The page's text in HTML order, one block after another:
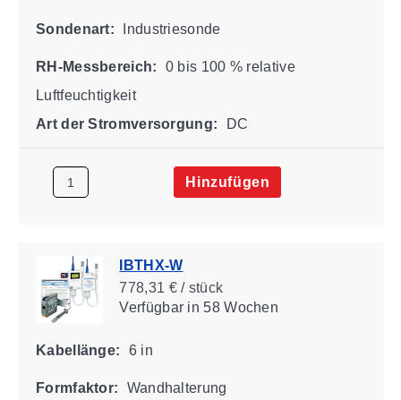
Sondenart: Industriesonde
RH-Messbereich:
0 bis 100 % relative
Luftfeuchtigkeit
Art der Stromversorgung:
DC
Hinzufügen
IBTHX-W
778,31 € / stück
Verfügbarin 58 Wochen
Kabellänge: 6 in
Formfaktor: Wandhalterung